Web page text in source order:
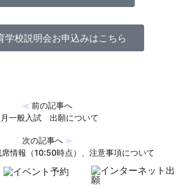
学校説明会お申込みはこちら
≪ 前の記事へ
一般入試 出願について
次の記事へ ≫
情報（10:50時点）、注意事項について